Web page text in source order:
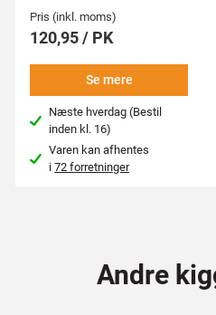
Pris (inkl. moms)
120,95 / PK
Se mere
Næste hverdag (Bestil
inden kl. 16)
Varen kan afhentes
i72 forretninger
Andre